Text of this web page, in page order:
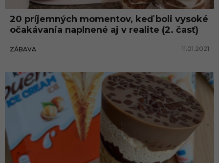
n
é
e
c
i
20 príjemných momentov, keď boli vysoké
očakávania naplnené aj v realite (2. časť)
ZÁBAVA 11.01.2021